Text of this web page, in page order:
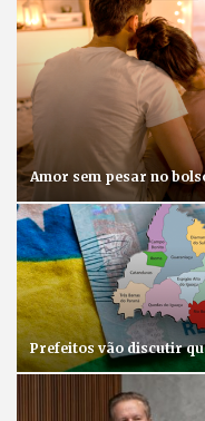
Amor sem pesar no
Prefeitos vão discutir